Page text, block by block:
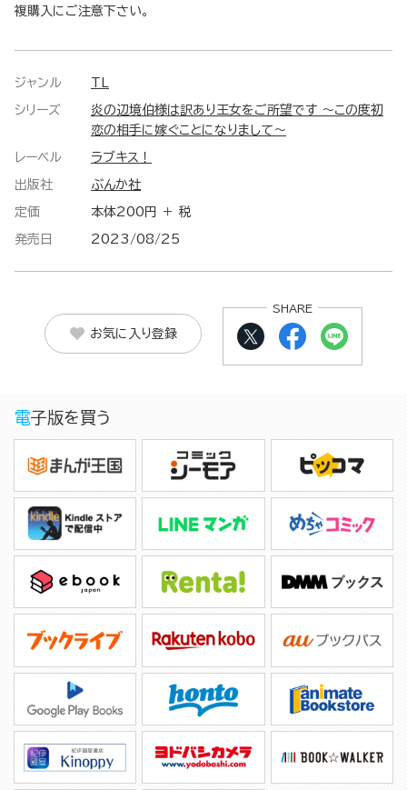
複購入にご注意下さい。
ジャンル
シリーズ
炎の辺境伯様は訳あり王女をご所望です ～この度初
恋の相手に嫁ぐことになりまして～
レーベル ラブキス！
出版社 ぶんか社
定価 本体200円 ＋ 税
発売日 2023/08/25
お気に入り登録
SHARE
電子版を買う